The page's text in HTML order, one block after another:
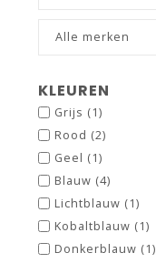
Alle merken
KLEUREN
Grijs (1)
Rood (2)
Geel (1)
Blauw (4)
Lichtblauw (1)
Kobaltblauw (1)
Donkerblauw (1)